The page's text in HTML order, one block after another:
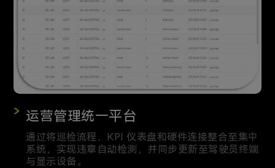
运营管理统一平台
通过将巡检流程、KPI 仪表盘和硬件连接整合至集中
系统，实现违章自动检测，并同步更新至驾驶员终端
与显示设备。